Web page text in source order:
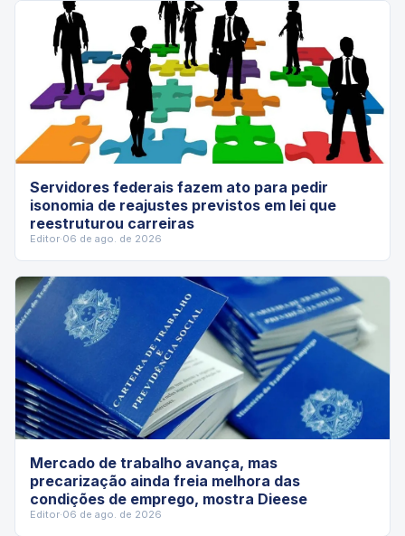
Servidores federais fazem ato para pedir
isonomia de reajustes previstos em lei que
reestruturou carreiras
Editor·06 de ago. de 2026
Mercado de trabalho avança, mas
precarização ainda freia melhora das
condições de emprego, mostra Dieese
Editor·06 de ago. de 2026